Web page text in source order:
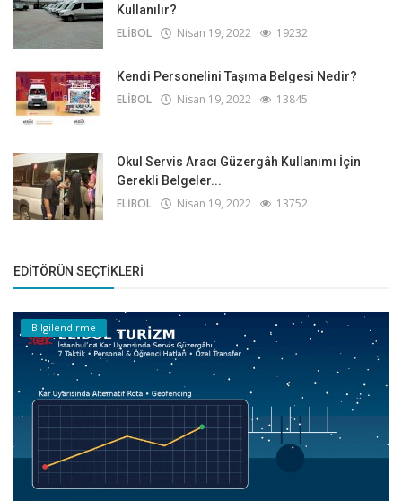
Kullanılır?
ELİBOL Nisan 19, 2022 19232
Kendi Personelini Taşıma Belgesi Nedir?
ELİBOL Nisan 19, 2022 13845
Okul Servis Aracı Güzergâh Kullanımı İçin
Gerekli Belgeler...
ELİBOL Nisan 19, 2022 13752
EDITÖRÜN SEÇTIKLERI
Bilgilendirme